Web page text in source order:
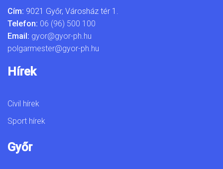
Cím: 9021 Győr, Városház tér 1.
Telefon: 06 (96) 500 100
Email: gyor@gyor-ph.hu
polgarmester@gyor-ph.hu
Hírek
Civil hírek
Sport hírek
Győr